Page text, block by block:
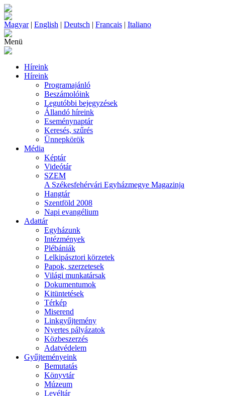
Magyar| English | Deutsch | Francais | Italiano
Menü
Híreink
Híreink
Programajánló
Beszámolóink
Legutóbbi bejegyzések
Állandó híreink
Eseménynaptár
Keresés, szűrés
Ünnepkörök
Média
Képtár
Videótár
SZEM
A Székesfehérvári Egyházmegye Magazinja
Hangtár
Szentföld 2008
Napi evangélium
Adattár
Egyházunk
Intézmények
Plébániák
Lelkipásztori körzetek
Papok, szerzetesek
Világi munkatársak
Dokumentumok
Kitüntetések
Térkép
Miserend
Linkgyűjtemény
Nyertes pályázatok
Közbeszerzés
Adatvédelem
Gyűjteményeink
Bemutatás
Könyvtár
Múzeum
Levéltár